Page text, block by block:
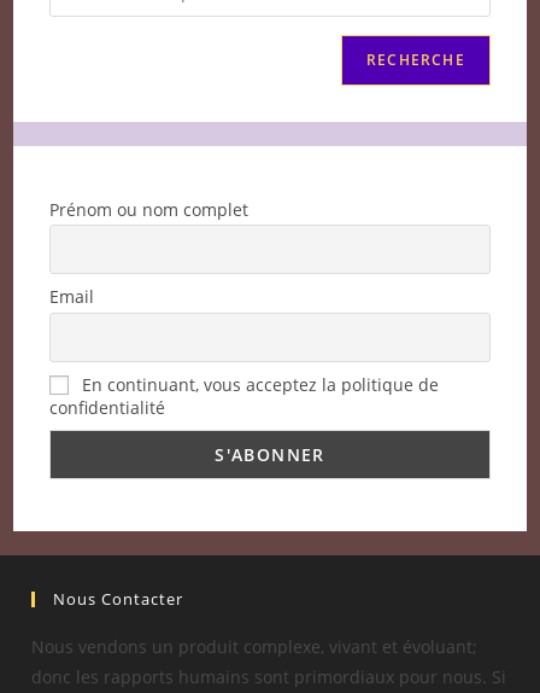
RECHERCHE
Prénom ou nom complet
Email
En continuant, vous acceptez la politique de
confidentialité
Nous Contacter
Nous vendons un produit complexe, vivant et évoluant;
donc les rapports humains sont primordiaux pour nous. Si